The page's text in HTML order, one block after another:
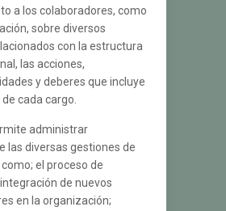
a los colaboradores, como
sobre diversos
con la estructura
las acciones,
y deberes que incluye
cada cargo.
administrar
las diversas gestiones de
como; el proceso de
de nuevos
en la organización;